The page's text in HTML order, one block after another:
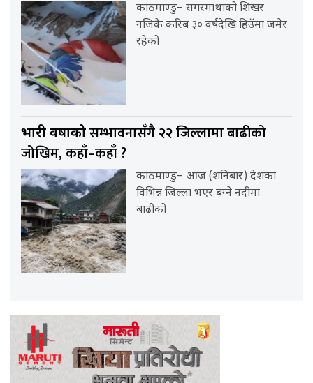
काठमाण्डु– सगरमाथाको शिखर
नजिकै करिब ३० वर्षदेखि हिउँमा जमेर
रहेको
भारी वर्षाकोसम्भावनासँगै २२ जिल्लामा बाढीको
जोखिम, कहाँ–कहाँ ?
काठमाण्डु– आज (शनिबार) देशका
विभिन्न जिल्ला भएर बग्ने नदीमा
बाढीको